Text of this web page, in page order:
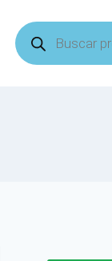
Búsqueda
de
productos